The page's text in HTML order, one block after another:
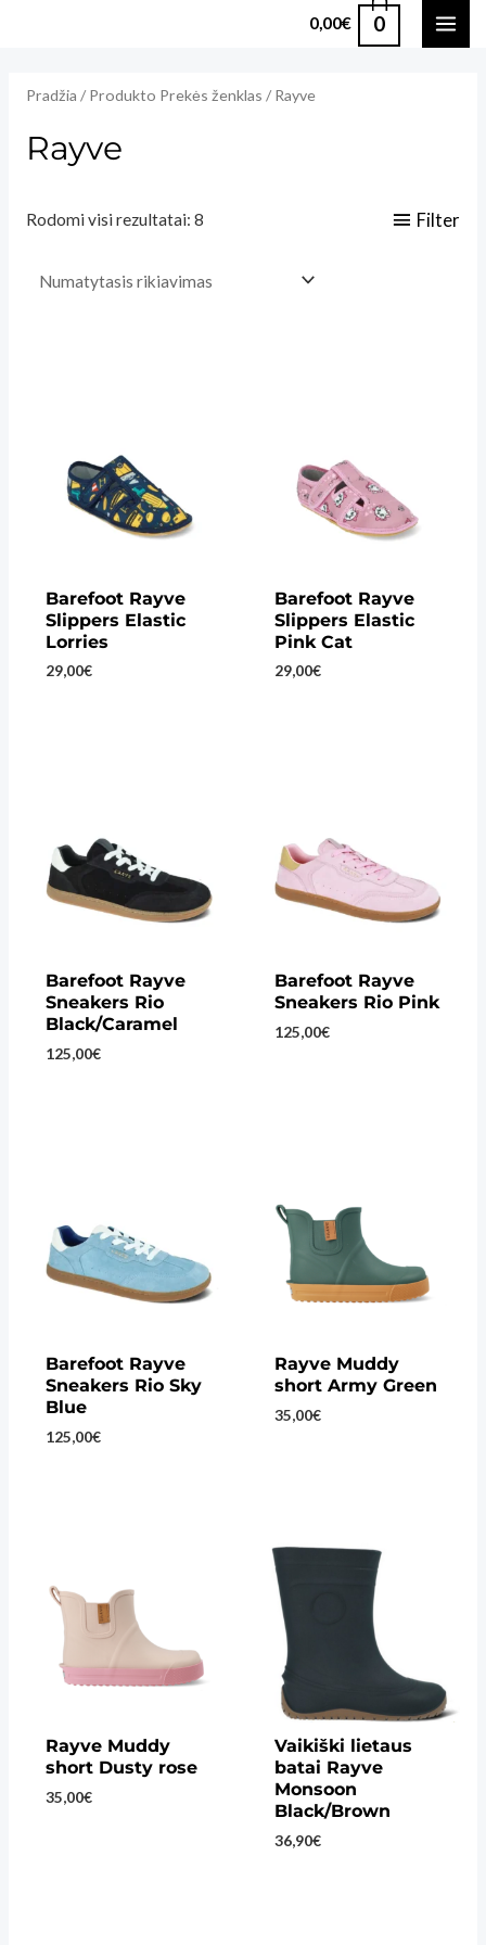
0,00€ 0
Pradžia / Produkto Prekės ženklas / Rayve
Rayve
Rodomi visi rezultatai: 8 Filter
Barefoot Rayve
Slippers Elastic
Lorries
29,00€
Barefoot Rayve
Slippers Elastic
Pink Cat
29,00€
Barefoot Rayve
Sneakers Rio
Black/Caramel
125,00€
Barefoot Rayve
Sneakers Rio Pink
125,00€
Barefoot Rayve
Sneakers Rio Sky
Blue
125,00€
Rayve Muddy
short Army Green
35,00€
Rayve Muddy
short Dusty rose
35,00€
Vaikiški lietaus
batai Rayve
Monsoon
Black/Brown
36,90€